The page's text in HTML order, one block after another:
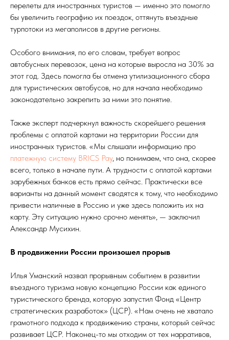
перелеты для иностранных туристов — именно это помогло
бы увеличить географию их поездок, оттянуть въездные
турпотоки из мегаполисов в другие регионы.
Особого внимания, по его словам, требует вопрос
автобусных перевозок, цена на которые выросла на 30% за
этот год. Здесь помогла бы отмена утилизационного сбора
для туристических автобусов, но для начала необходимо
законодательно закрепить за ними это понятие.
Также эксперт подчеркнул важность скорейшего решения
проблемы с оплатой картами на территории России для
иностранных туристов. «Мы слышали информацию про
платежную систему BRICS Pay, но понимаем, что она, скорее
всего, только в начале пути. А трудности с оплатой картами
зарубежных банков есть прямо сейчас. Практически все
варианты на данный момент сводятся к тому, что необходимо
привести наличные в Россию и уже здесь положить их на
карту. Эту ситуацию нужно срочно менять», — заключил
Александр Мусихин.
В продвижении России произошел прорыв
Илья Уманский назвал прорывным событием в развитии
въездного туризма новую концепцию России как единого
туристического бренда, которую запустил Фонд «Центр
стратегических разработок» (ЦСР). «Нам очень не хватало
грамотного подхода к продвижению страны, который сейчас
развивает ЦСР. Наконец-то мы отходим от тех нарративов,